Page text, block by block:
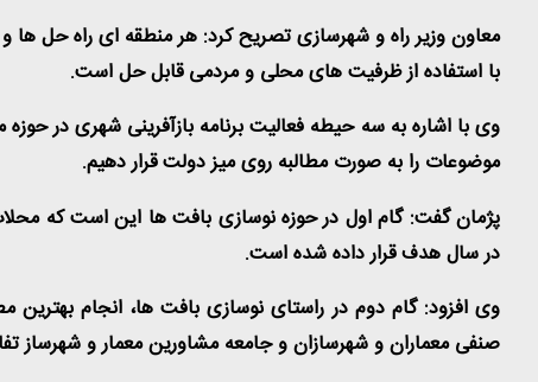
معاون وزیر راه و شهرسازی تصریح کرد: هر منطقه ای راه حل
با استفاده از ظرفیت های محلی و مردمی قابل حل است.
وی با اشاره به سه حیطه فعالیت برنامه بازآفرینی شهری در
موضوعات را به صورت مطالبه روی میز دولت قرار دهیم.
در سال هدف قرار داده شده است.
وی افزود: گام دوم در راستای نوسازی بافت ها، انجام بهترین
صنفی معماران و شهرسازان و جامعه مشاورین معمار و شهرساز